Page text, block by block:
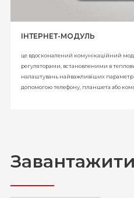
ІНТЕРНЕТ-МОДУЛЬ
це вдосконалений комунікаційний
регуляторами, встановленими в
налаштувань найважливіших
допомогою телефону, планшета або
корисною функцією є також графіки
Завантажити